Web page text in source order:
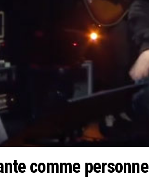
comme personne